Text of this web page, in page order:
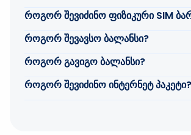
როგორ შევიძინო ფიზიკური SIM
როგორ შევავსო ბალანსი?
როგორ გავიგო ბალანსი?
როგორ შევიძინო ინტერნეტ პაკეტი?